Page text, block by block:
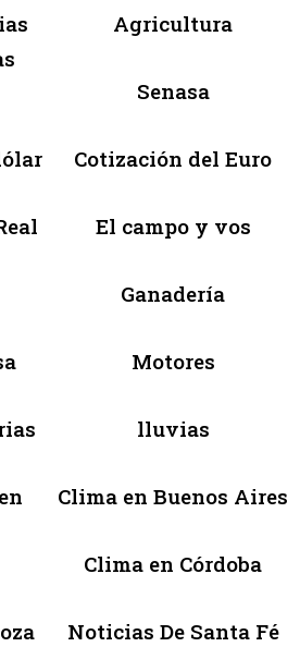
Agricultura
Senasa
Cotización del Euro
El campo y vos
Ganadería
Motores
lluvias
Clima en Buenos Aires
Clima en Córdoba
Noticias De Santa Fé